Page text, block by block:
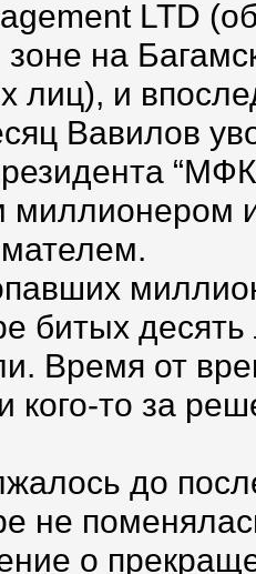
LTD
на
лиц), и
Вавилов
миллионером
битых
Время от
кого-то за
до
не
о